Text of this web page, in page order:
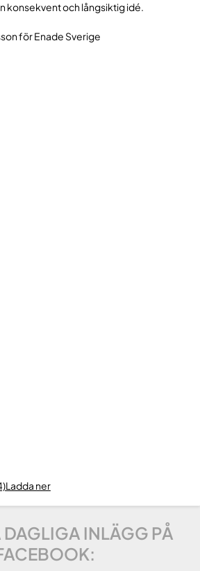
konsekvent och långsiktig idé.
för Enade Sverige
Ladda ner
DAGLIGA INLÄGG PÅ